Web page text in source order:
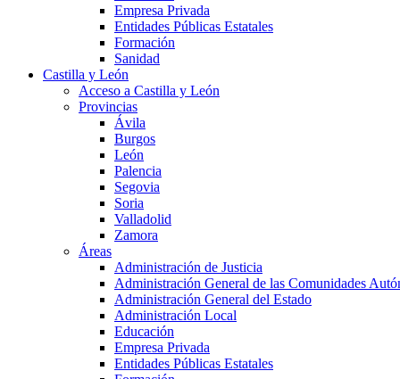
Empresa Privada
Entidades Públicas Estatales
Formación
Sanidad
Castilla y León
Acceso a Castilla y León
Provincias
Ávila
Burgos
León
Palencia
Segovia
Soria
Valladolid
Zamora
Áreas
Administración de Justicia
Administración General de las Comunidades
Administración General del Estado
Administración Local
Educación
Empresa Privada
Entidades Públicas Estatales